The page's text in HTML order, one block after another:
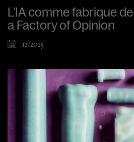
L’IA comme fabrique
a Factory of Opinion
12/2025